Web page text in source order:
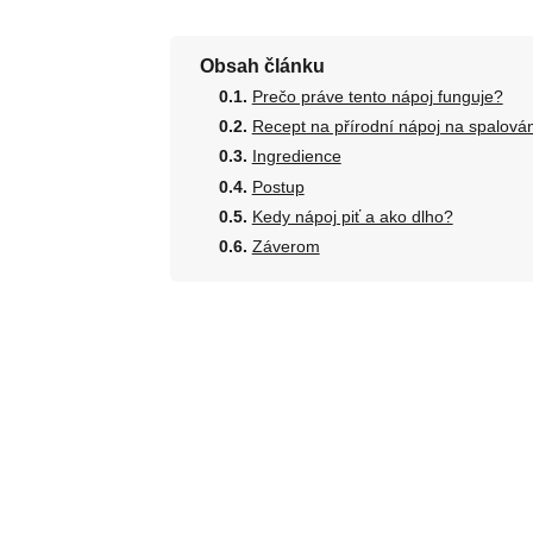
Obsah článku
Prečo práve tento nápoj funguje?
Recept na přírodní nápoj na
Ingredience
Postup
Kedy nápoj piť a ako dlho?
Záverom